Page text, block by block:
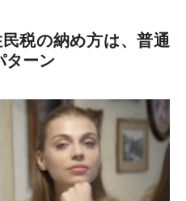
税の納め方は、普通
ターン